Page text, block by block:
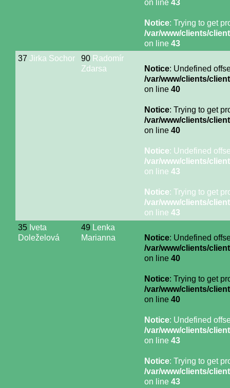
on line 43
Notice: Trying to get
/var/www/clients/
on line 43
37 Jirka Sochor 90 Radomír
Zdarsa
Notice: Undefined
/var/www/clients/
on line 40
Notice: Trying to get
/var/www/clients/
on line 40
Notice: Undefined
/var/www/clients/
on line 43
Notice: Trying to get
/var/www/clients/
on line 43
35 Iveta
Doleželová
49 Lenka
Marianna
Notice: Undefined
/var/www/clients/
on line 40
Notice: Trying to get
/var/www/clients/
on line 40
Notice: Undefined
/var/www/clients/
on line 43
Notice: Trying to get
/var/www/clients/
on line 43